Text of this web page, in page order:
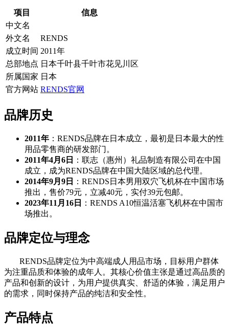
项目
信息
中文名
外文名
RENDS
成立时间 2011年
总部地点 日本千叶县千叶市花见川区
所属国家 日本
官方网站 RENDS官网
品牌历史
2011年 ：RENDS品牌在日本成立，最初是日本最大的性
用品零售商的研发部门。
2011年4月6日
：联志（惠州）礼品制造有限公司在中国
成立，成为RENDS品牌在中国大陆区域的总代理。
2014年9月9日
：RENDS日本男用双穴飞机杯在中国市场
推出，售价79元，立减40元，实付39元包邮。
2023年11月16日
：RENDS A10恒温活塞飞机杯在中国市
场推出。
品牌定位与理念
RENDS品牌定位为中高端成人用品市场，目标用户群体
为注重品质和体验的成年人。其核心价值主张是通过高品质的
产品和创新的设计，为用户提供真实、舒适的体验，满足用户
的需求，同时保持产品的纯洁和安全性。
产品特点